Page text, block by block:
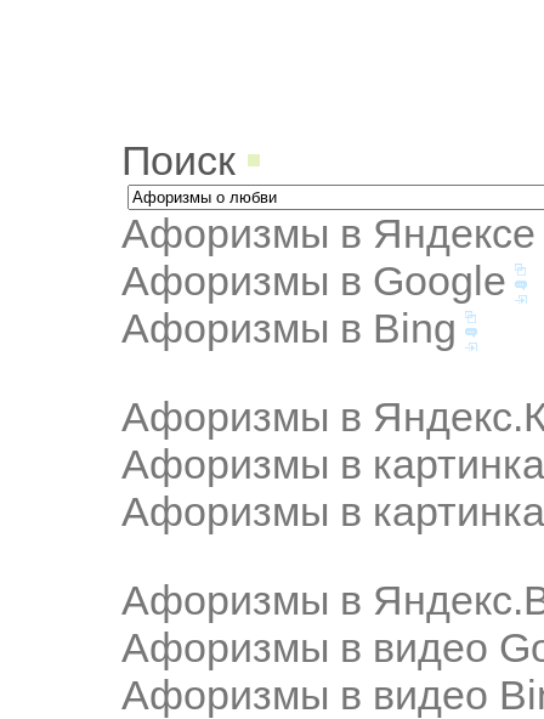
Поиск
Афоризмы в Яндексе
Афоризмы в Google
Афоризмы в Bing
Афоризмы в
Афоризмы в
Афоризмы в
Афоризмы в
Афоризмы в видео
Афоризмы в видео